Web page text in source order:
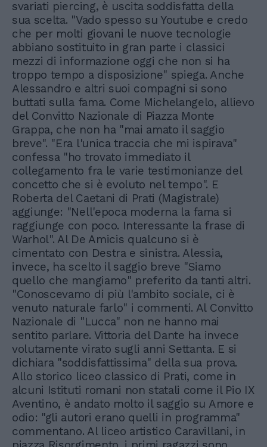
svariati piercing, è uscita soddisfatta della
sua scelta. "Vado spesso su Youtube e credo
che per molti giovani le nuove tecnologie
abbiano sostituito in gran parte i classici
mezzi di informazione oggi che non si ha
troppo tempo a disposizione" spiega. Anche
Alessandro e altri suoi compagni si sono
buttati sulla fama. Come Michelangelo, allievo
del Convitto Nazionale di Piazza Monte
Grappa, che non ha "mai amato il saggio
breve". "Era l'unica traccia che mi ispirava"
confessa "ho trovato immediato il
collegamento fra le varie testimonianze del
concetto che si è evoluto nel tempo". E
Roberta del Caetani di Prati (Magistrale)
aggiunge: "Nell'epoca moderna la fama si
raggiunge con poco. Interessante la frase di
Warhol". Al De Amicis qualcuno si è
cimentato con Destra e sinistra. Alessia,
invece, ha scelto il saggio breve "Siamo
quello che mangiamo" preferito da tanti altri.
"Conoscevamo di più l'ambito sociale, ci è
venuto naturale farlo" i commenti. Al Convitto
Nazionale di "Lucca" non ne hanno mai
sentito parlare. Vittoria del Dante ha invece
volutamente virato sugli anni Settanta. E si
dichiara "soddisfattissima" della sua prova.
Allo storico liceo classico di Prati, come in
alcuni Istituti romani non statali come il Pio IX
Aventino, è andato molto il saggio su Amore e
odio: "gli autori erano quelli in programma"
commentano. Al liceo artistico Caravillani, in